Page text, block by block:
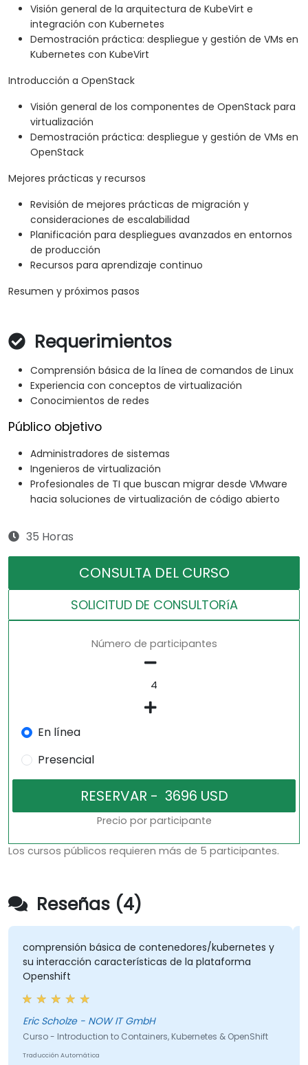
Visión general de la arquitectura de KubeVirt e
integración con Kubernetes
Demostración práctica: despliegue y gestión de VMs en
Kubernetes con KubeVirt
Introducción a OpenStack
Visión general de los componentes de OpenStack para
virtualización
Demostración práctica: despliegue y gestión de VMs en
OpenStack
Mejores prácticas y recursos
Revisión de mejores prácticas de migración y
consideraciones de escalabilidad
Planificación para despliegues avanzados en entornos
de producción
Recursos para aprendizaje continuo
Resumen y próximos pasos
Requerimientos
Comprensión básica de la línea de comandos de Linux
Experiencia con conceptos de virtualización
Conocimientos de redes
Público objetivo
Administradores de sistemas
Ingenieros de virtualización
Profesionales de TI que buscan migrar desde VMware
hacia soluciones de virtualización de código abierto
35 Horas
CONSULTA DEL CURSO
SOLICITUD DE CONSULTORíA
Número de participantes
En línea
Presencial
Precio por participante
Los cursos públicos requieren más de 5 participantes.
Reseñas (4)
básica de contenedores/kubernetes y
características de la plataforma
Eric Scholze - NOW IT GmbH
- Introduction to Containers, Kubernetes & OpenShift
Automática